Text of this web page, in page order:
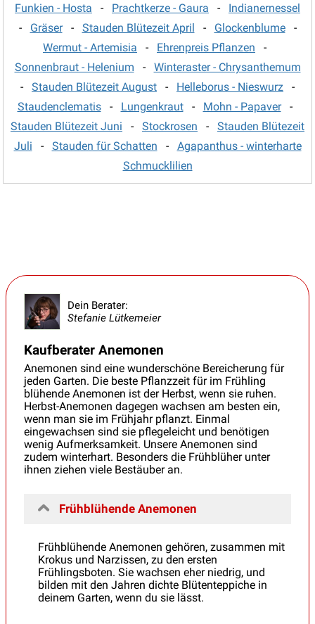
Thymian - Thymus(18)
Tränendes Herz - Dicentra (4)
(2)
Veilchen
(5)
Wermut - Artemisia
(9)
Wiesenknopf - Sanguisorba
(10)
(8)
Winteraster - Chrysanthemum(12)
Funkien - Hosta - Prachtkerze - Gaura - Indianernessel
- Gräser- Stauden Blütezeit April - Glockenblume-
Wermut - Artemisia - Ehrenpreis Pflanzen -
Sonnenbraut - Helenium - Winteraster - Chrysanthemum
- Stauden Blütezeit August - Helleborus - Nieswurz -
Staudenclematis- Lungenkraut- Mohn - Papaver-
Stauden Blütezeit Juni - Stockrosen - Stauden Blütezeit
Juli - Stauden für Schatten - Agapanthus - winterharte
Schmucklilien
Dein Berater:
Stefanie Lütkemeier
Kaufberater Anemonen
Anemonen sind eine wunderschöne Bereicherung für
jeden Garten. Die beste Pflanzzeit für im Frühling
blühende Anemonen ist der Herbst, wenn sie ruhen.
Herbst-Anemonen dagegen wachsen am besten ein,
wenn man sie im Frühjahr pflanzt. Einmal
eingewachsen sind sie pflegeleicht und benötigen
wenig Aufmerksamkeit. Unsere Anemonen sind
zudem winterhart. Besonders die Frühblüher unter
ihnen ziehen viele Bestäuber an.
Frühblühende Anemonen
Frühblühende Anemonen gehören, zusammen mit
Krokus und Narzissen, zu den ersten
Frühlingsboten. Sie wachsen eher niedrig, und
bilden mit den Jahren dichte Blütenteppiche in
deinem Garten, wenn du sie lässt.